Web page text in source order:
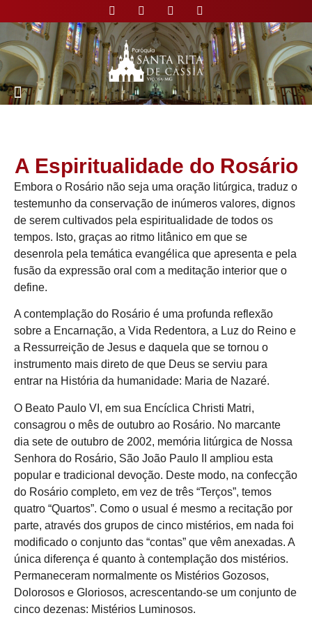
A Espiritualidade do Rosário
Embora o Rosário não seja uma oração litúrgica, traduz o
testemunho da conservação de inúmeros valores, dignos
de serem cultivados pela espiritualidade de todos os
tempos. Isto, graças ao ritmo litânico em que se
desenrola pela temática evangélica que apresenta e pela
fusão da expressão oral com a meditação interior que o
define.
A contemplação do Rosário é uma profunda reflexão
sobre a Encarnação, a Vida Redentora, a Luz do Reino e
a Ressurreição de Jesus e daquela que se tornou o
instrumento mais direto de que Deus se serviu para
entrar na História da humanidade: Maria de Nazaré.
O Beato Paulo VI, em sua Encíclica Christi Matri,
consagrou o mês de outubro ao Rosário. No marcante
dia sete de outubro de 2002, memória litúrgica de Nossa
Senhora do Rosário, São João Paulo II ampliou esta
popular e tradicional devoção. Deste modo, na confecção
do Rosário completo, em vez de três “Terços”, temos
quatro “Quartos”. Como o usual é mesmo a recitação por
parte, através dos grupos de cinco mistérios, em nada foi
modificado o conjunto das “contas” que vêm anexadas. A
única diferença é quanto à contemplação dos mistérios.
Permaneceram normalmente os Mistérios Gozosos,
Dolorosos e Gloriosos, acrescentando-se um conjunto de
cinco dezenas: Mistérios Luminosos.